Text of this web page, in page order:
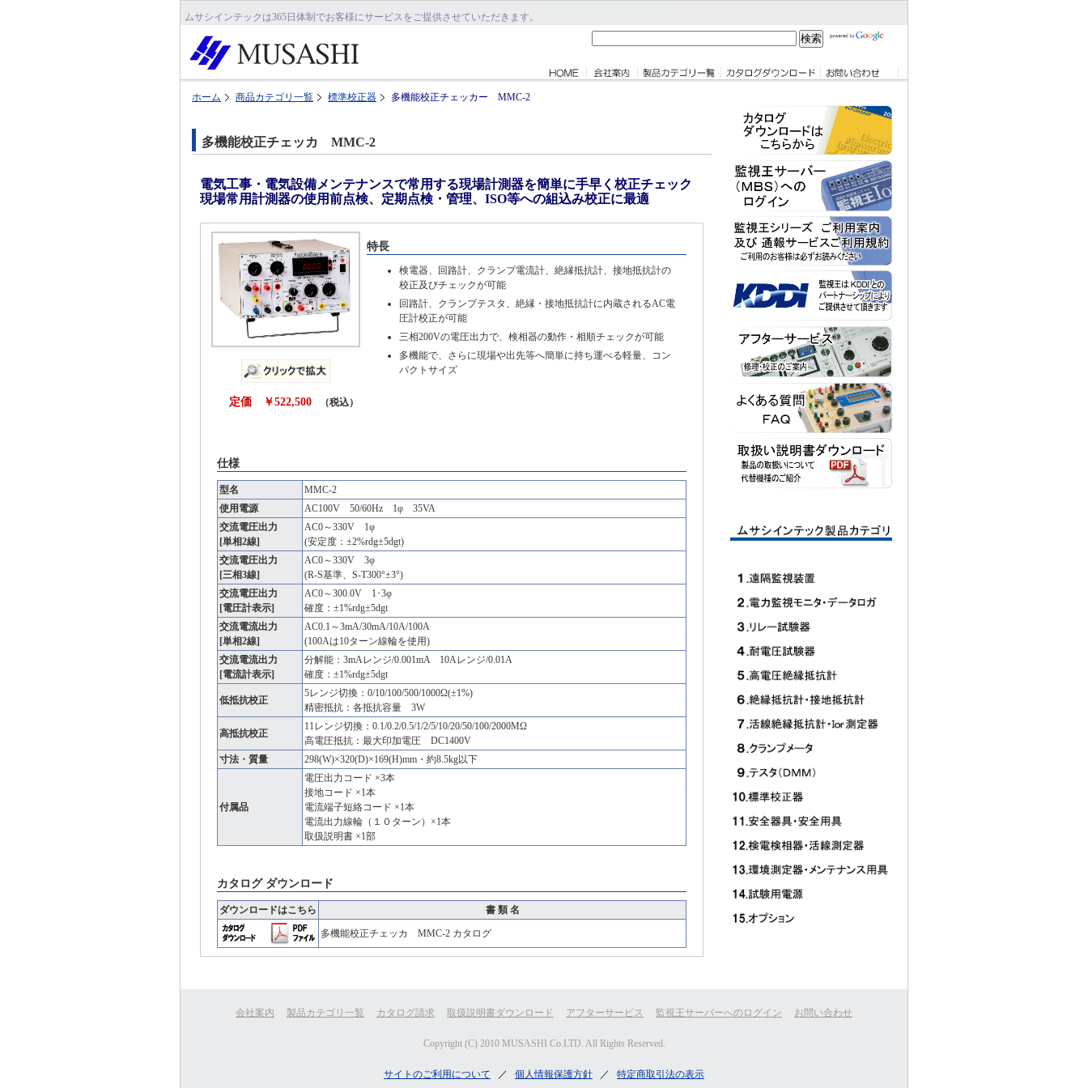
ムサシインテックは365日体制でお客様にサービスをご提供させていただきます。
ホーム 商品カテゴリ一覧 標準校正器 多機能校正チェッカー MMC-2
多機能校正チェッカ MMC-2
電気工事・電気設備メンテナンスで常用する現場計測器を簡単に手早く校正チェック
現場常用計測器の使用前点検、定期点検・管理、ISO等への組込み校正に最適
定価 ￥522,500 （税込）
特長
検電器、回路計、クランプ電流計、絶縁抵抗計、接地抵抗計の
校正及びチェックが可能
回路計、クランプテスタ、絶縁・接地抵抗計に内蔵されるAC電
圧計校正が可能
三相200Vの電圧出力で、検相器の動作・相順チェックが可能
多機能で、さらに現場や出先等へ簡単に持ち運べる軽量、コン
パクトサイズ
仕様
型名
MMC-2
使用電源
AC100V 50/60Hz 1φ 35VA
交流電圧出力
[単相2線]
AC0～330V 1φ
(安定度：±2%rdg±5dgt)
交流電圧出力
[三相3線]
AC0～330V 3φ
(R-S基準、S-T300°±3°)
交流電圧出力
[電圧計表示]
AC0～300.0V 1･3φ
確度：±1%rdg±5dgt
交流電流出力
[単相2線]
AC0.1～3mA/30mA/10A/100A
(100Aは10ターン線輪を使用)
交流電流出力
[電流計表示]
分解能：3mAレンジ/0.001mA 10Aレンジ/0.01A
確度：±1%rdg±5dgt
低抵抗校正
5レンジ切換：0/10/100/500/1000Ω(±1%)
精密抵抗：各抵抗容量 3W
高抵抗校正
11レンジ切換：0.1/0.2/0.5/1/2/5/10/20/50/100/2000MΩ
高電圧抵抗：最大印加電圧 DC1400V
寸法・質量
298(W)×320(D)×169(H)mm・約8.5kg以下
付属品
電圧出力コード ×3本
接地コード ×1本
電流端子短絡コード ×1本
電流出力線輪（１０ターン）×1本
取扱説明書 ×1部
カタログ ダウンロード
ダウンロードはこちら 書 類 名
多機能校正チェッカ MMC-2 カタログ
会社案内 製品カテゴリ一覧 カタログ請求 取扱説明書ダウンロード アフターサービス 監視王サーバーへのログイン お問い合わせ
Copyright (C) 2010 MUSASHI Co.LTD. All Rights Reserved.
サイトのご利用について ／ 個人情報保護方針 ／ 特定商取引法の表示